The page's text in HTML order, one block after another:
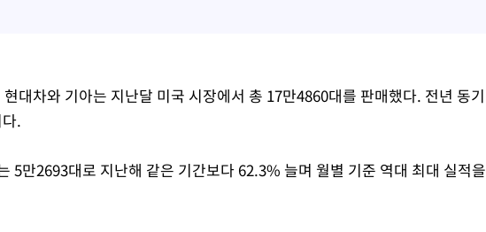
대차와 기아는 지난달 미국 시장에서 총 17만4860대를 판매했다. 전년 동기
.
5만2693대로 지난해 같은 기간보다 62.3% 늘며 월별 기준 역대 최대 실적을